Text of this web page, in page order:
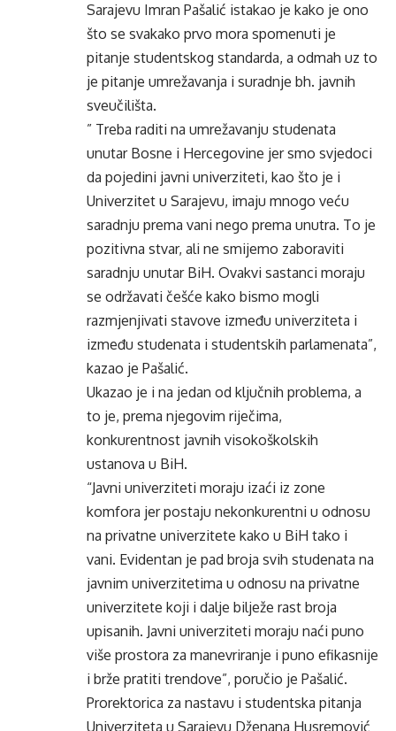
Sarajevu Imran Pašalić istakao je kako je ono
što se svakako prvo mora spomenuti je
pitanje studentskog standarda, a odmah uz to
je pitanje umrežavanja i suradnje bh. javnih
sveučilišta.
” Treba raditi na umrežavanju studenata
unutar Bosne i Hercegovine jer smo svjedoci
da pojedini javni univerziteti, kao što je i
Univerzitet u Sarajevu, imaju mnogo veću
saradnju prema vani nego prema unutra. To je
pozitivna stvar, ali ne smijemo zaboraviti
saradnju unutar BiH. Ovakvi sastanci moraju
se održavati češće kako bismo mogli
razmjenjivati stavove između univerziteta i
između studenata i studentskih parlamenata”,
kazao je Pašalić.
Ukazao je i na jedan od ključnih problema, a
to je, prema njegovim riječima,
konkurentnost javnih visokoškolskih
ustanova u BiH.
“Javni univerziteti moraju izaći iz zone
komfora jer postaju nekonkurentni u odnosu
na privatne univerzitete kako u BiH tako i
vani. Evidentan je pad broja svih studenata na
javnim univerzitetima u odnosu na privatne
univerzitete koji i dalje bilježe rast broja
upisanih. Javni univerziteti moraju naći puno
više prostora za manevriranje i puno efikasnije
i brže pratiti trendove”, poručio je Pašalić.
Prorektorica za nastavu i studentska pitanja
Univerziteta u Sarajevu Dženana Husremović